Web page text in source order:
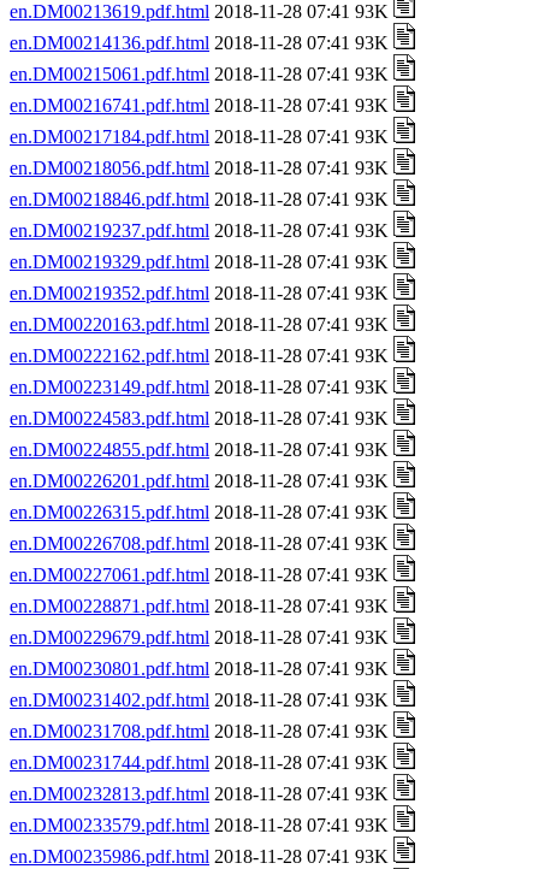
en.DM00213619.pdf.html 2018-11-28 07:41 93K
en.DM00214136.pdf.html 2018-11-28 07:41 93K
en.DM00215061.pdf.html 2018-11-28 07:41 93K
en.DM00216741.pdf.html 2018-11-28 07:41 93K
en.DM00217184.pdf.html 2018-11-28 07:41 93K
en.DM00218056.pdf.html 2018-11-28 07:41 93K
en.DM00218846.pdf.html 2018-11-28 07:41 93K
en.DM00219237.pdf.html 2018-11-28 07:41 93K
en.DM00219329.pdf.html 2018-11-28 07:41 93K
en.DM00219352.pdf.html 2018-11-28 07:41 93K
en.DM00220163.pdf.html 2018-11-28 07:41 93K
en.DM00222162.pdf.html 2018-11-28 07:41 93K
en.DM00223149.pdf.html 2018-11-28 07:41 93K
en.DM00224583.pdf.html 2018-11-28 07:41 93K
en.DM00224855.pdf.html 2018-11-28 07:41 93K
en.DM00226201.pdf.html 2018-11-28 07:41 93K
en.DM00226315.pdf.html 2018-11-28 07:41 93K
en.DM00226708.pdf.html 2018-11-28 07:41 93K
en.DM00227061.pdf.html 2018-11-28 07:41 93K
en.DM00228871.pdf.html 2018-11-28 07:41 93K
en.DM00229679.pdf.html 2018-11-28 07:41 93K
en.DM00230801.pdf.html 2018-11-28 07:41 93K
en.DM00231402.pdf.html 2018-11-28 07:41 93K
en.DM00231708.pdf.html 2018-11-28 07:41 93K
en.DM00231744.pdf.html 2018-11-28 07:41 93K
en.DM00232813.pdf.html 2018-11-28 07:41 93K
en.DM00233579.pdf.html 2018-11-28 07:41 93K
en.DM00235986.pdf.html 2018-11-28 07:41 93K